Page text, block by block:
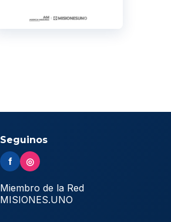
Seguinos
f ◎
Miembro de la Red
MISIONES.UNO